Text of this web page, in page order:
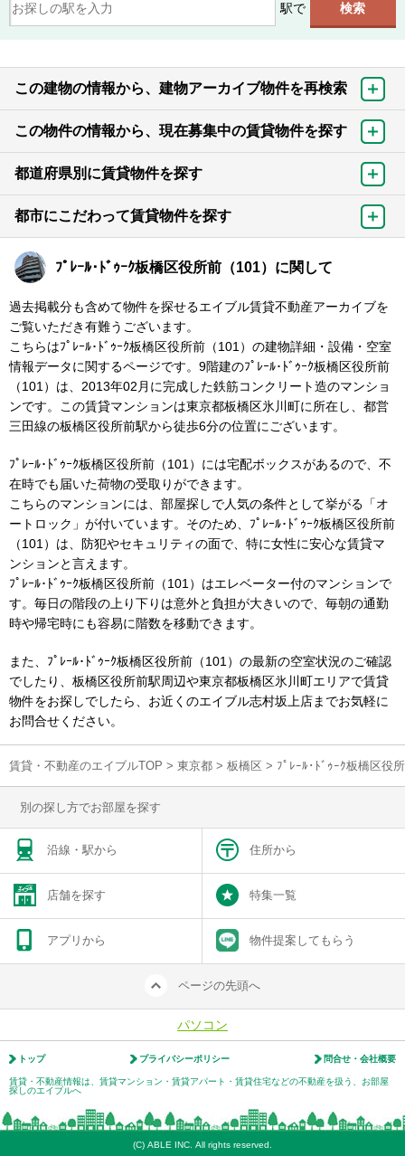
駅で
この建物の情報から、建物アーカイブ物件を再検索
この物件の情報から、現在募集中の賃貸物件を探す
都道府県別に賃貸物件を探す
都市にこだわって賃貸物件を探す
ﾌﾟﾚｰﾙ･ﾄﾞｩｰｸ板橋区役所前（101）に関して
過去掲載分も含めて物件を探せるエイブル賃貸不動産アーカイブを
ご覧いただき有難うございます。
こちらはﾌﾟﾚｰﾙ･ﾄﾞｩｰｸ板橋区役所前（101）の建物詳細・設備・空室
情報データに関するページです。9階建のﾌﾟﾚｰﾙ･ﾄﾞｩｰｸ板橋区役所前
（101）は、2013年02月に完成した鉄筋コンクリート造のマンショ
ンです。この賃貸マンションは東京都板橋区氷川町に所在し、都営
三田線の板橋区役所前駅から徒歩6分の位置にございます。
ﾌﾟﾚｰﾙ･ﾄﾞｩｰｸ板橋区役所前（101）には宅配ボックスがあるので、不
在時でも届いた荷物の受取りができます。
こちらのマンションには、部屋探しで人気の条件として挙がる「オ
ートロック」が付いています。そのため、ﾌﾟﾚｰﾙ･ﾄﾞｩｰｸ板橋区役所前
（101）は、防犯やセキュリティの面で、特に女性に安心な賃貸マ
ンションと言えます。
ﾌﾟﾚｰﾙ･ﾄﾞｩｰｸ板橋区役所前（101）はエレベーター付のマンションで
す。毎日の階段の上り下りは意外と負担が大きいので、毎朝の通勤
時や帰宅時にも容易に階数を移動できます。
また、ﾌﾟﾚｰﾙ･ﾄﾞｩｰｸ板橋区役所前（101）の最新の空室状況のご確認
でしたり、板橋区役所前駅周辺や東京都板橋区氷川町エリアで賃貸
物件をお探しでしたら、お近くのエイブル志村坂上店までお気軽に
お問合せください。
賃貸・不動産のエイブルTOP > 東京都 > 板橋区 > ﾌﾟﾚｰﾙ･ﾄﾞｩｰｸ板橋区役
別の探し方でお部屋を探す
沿線・駅から 住所から
店舗を探す 特集一覧
アプリから 物件提案してもらう
ページの先頭へ
パソコン
トップ プライバシーポリシー 問合せ・会社概要
賃貸・不動産情報は、賃貸マンション・賃貸アパート・賃貸住宅などの不動産を扱う、お部屋
探しのエイブルへ
(C) ABLE INC. All rights reserved.